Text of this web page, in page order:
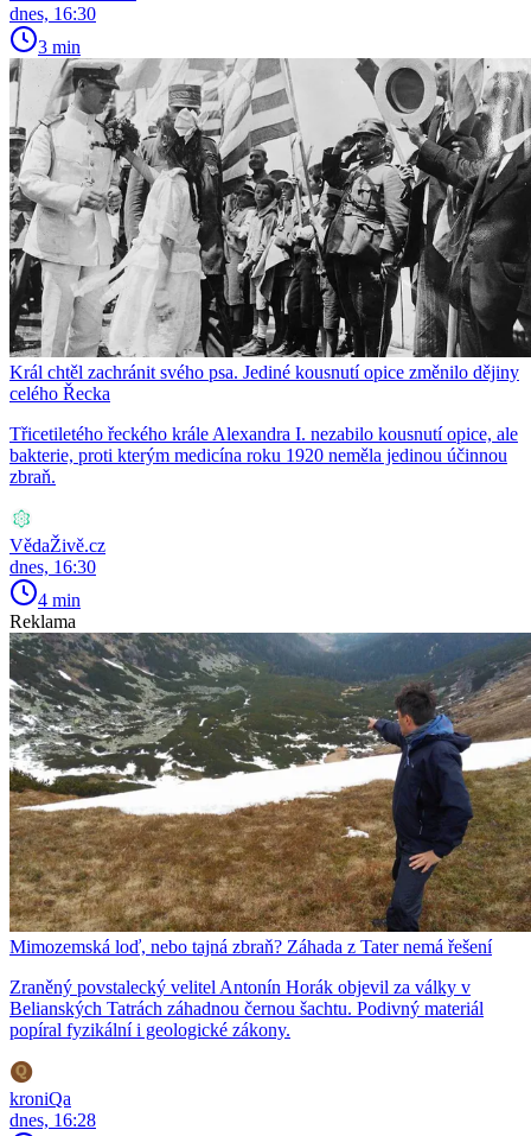
dnes, 16:30
3 min
Král chtěl zachránit svého psa. Jediné kousnutí opice změnilo dějiny
celého Řecka
Třicetiletého řeckého krále Alexandra I. nezabilo kousnutí opice, ale
bakterie, proti kterým medicína roku 1920 neměla jedinou účinnou
zbraň.
VědaŽivě.cz
dnes, 16:30
4 min
Reklama
Mimozemská loď, nebo tajná zbraň? Záhada z Tater nemá řešení
Zraněný povstalecký velitel Antonín Horák objevil za války v
Belianských Tatrách záhadnou černou šachtu. Podivný materiál
popíral fyzikální i geologické zákony.
kroniQa
dnes, 16:28